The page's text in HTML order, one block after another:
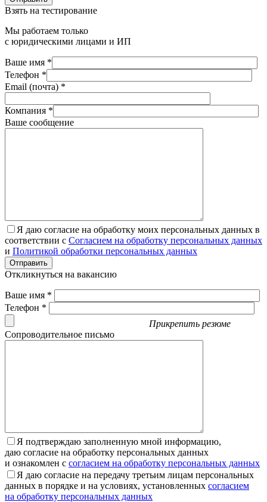
Взять на тестирование
Мы работаем только
с юридическими лицами и ИП
Ваше имя *
Телефон *
Email (почта) *
Компания *
Ваше сообщение
Я даю согласие на обработку моих персональных данных в
соответствии с Согласием на обработку персональных данных
и Политикой обработки персональных данных
Отправить
Откликнуться на вакансию
Ваше имя *
Телефон *
Прикрепить резюме
Сопроводительное письмо
Я подтверждаю заполненную мной информацию,
даю согласие на обработку персональных данных
и ознакомлен с согласием на обработку персональных данных
Я даю согласие на передачу третьим лицам персональных
данных в порядке и на условиях, установленных согласием
на обработку персональных данных